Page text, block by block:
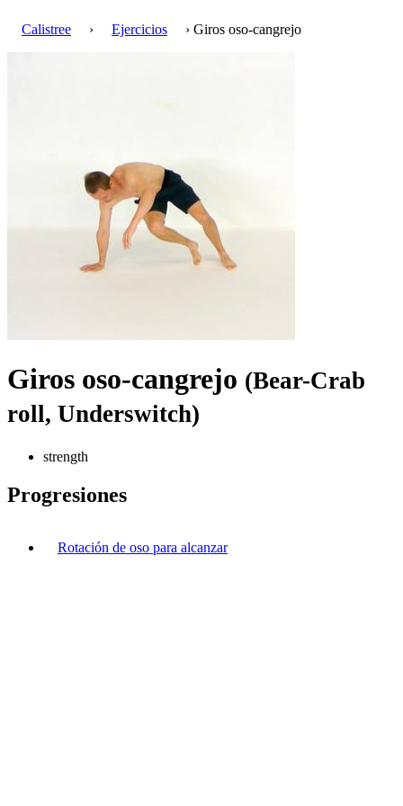
Calistree › Ejercicios › Giros oso-cangrejo
Giros oso-cangrejo (Bear-Crab
roll, Underswitch)
strength
Progresiones
Rotación de oso para alcanzar